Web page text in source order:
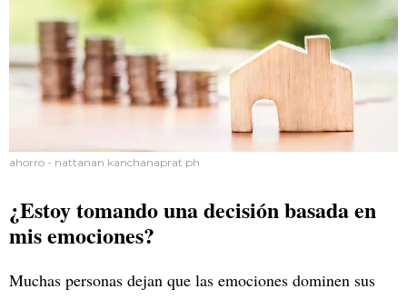
ahorro - nattanan kanchanaprat ph
¿Estoy tomando una decisión basada en
mis emociones?
Muchas personas dejan que las emociones dominen sus